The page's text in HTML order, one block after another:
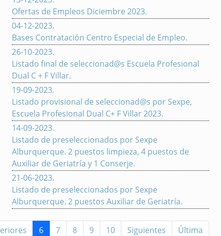
Ofertas de Empleos Diciembre 2023.
04-12-2023.
Bases Contratación Centro Especial de Empleo.
26-10-2023.
Listado final de seleccionad@s Escuela Profesional
Dual C + F Villar.
19-09-2023.
Listado provisional de seleccionad@s por Sexpe,
Escuela Profesional Dual C+ F Villar 2023.
14-09-2023.
Listado de preseleccionados por Sexpe
Alburquerque. 2 puestos limpieza, 4 puestos de
Auxiliar de Geriatría y 1 Conserje.
21-06-2023.
Listado de preseleccionados por Sexpe
Alburquerque. 2 puestos Auxiliar de Geriatría.
6 7 8 9 10 Siguientes
Última